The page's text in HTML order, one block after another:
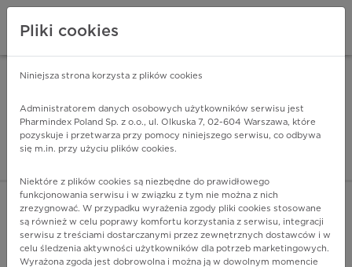
Pharmindex - lider
ZALOGUJ SIĘ
POKAŻ FILTRY
Pliki cookies
Niniejsza strona korzysta z plików cookies
Administratorem danych osobowych użytkowników serwisu jest
Pharmindex Poland Sp. z o.o., ul. Olkuska 7, 02-604 Warszawa, które
pozyskuje i przetwarza przy pomocy niniejszego serwisu, co odbywa
się m.in. przy użyciu plików cookies.
Niektóre z plików cookies są niezbędne do prawidłowego
funkcjonowania serwisu i w związku z tym nie można z nich
zrezygnować. W przypadku wyrażenia zgody pliki cookies stosowane
są również w celu poprawy komfortu korzystania z serwisu, integracji
serwisu z treściami dostarczanymi przez zewnętrznych dostawców i w
celu śledzenia aktywności użytkowników dla potrzeb marketingowych.
Wyrażona zgoda jest dobrowolna i można ją w dowolnym momencie
ZA DARMO - w Google Play INSTALUJ